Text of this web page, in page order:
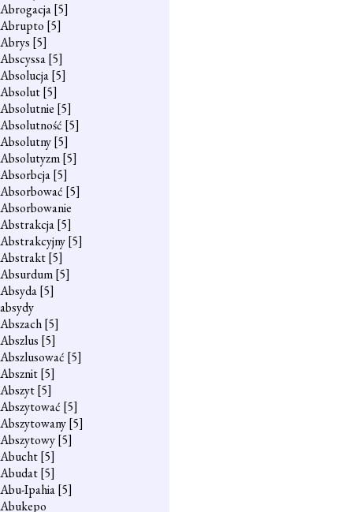
Abrogacja[5]
Abrupto [5]
Abrys [5]
Abscyssa[5]
Absolucja[5]
Absolut[5]
Absolutnie [5]
Absolutność [5]
Absolutny[5]
Absolutyzm[5]
Absorbcja[5]
Absorbować [5]
Absorbowanie
Abstrakcja[5]
Abstrakcyjny[5]
Abstrakt[5]
Absurdum[5]
Absyda[5]
absydy
Abszach[5]
Abszlus [5]
Abszlusować [5]
Absznit[5]
Abszyt[5]
Abszytować [5]
Abszytowany[5]
Abszytowy[5]
Abucht[5]
Abudat[5]
Abu-Ipahia[5]
Abukepo